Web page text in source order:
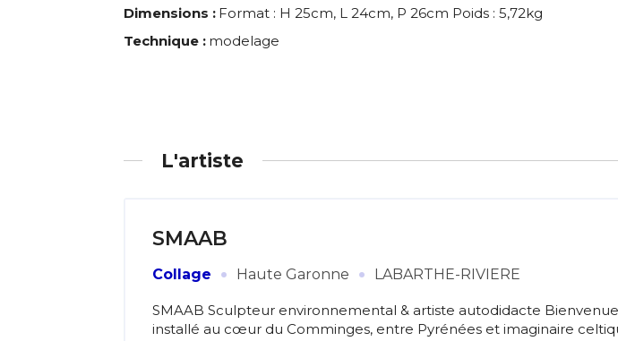
Dimensions : Format : H 25cm, L 24cm, P 26cm Poids : 5,72kg
Technique : modelage
L'artiste
SMAAB
Collage · Haute Garonne · LABARTHE-RIVIERE
SMAAB Sculpteur environnemental & artiste autodidacte
installé au cœur du Comminges, entre Pyrénées et imaginaire